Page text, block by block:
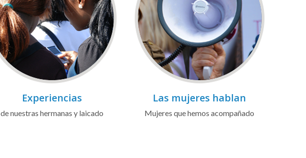
Experiencias
de nuestras hermanas y laicado
Las mujeres hablan
Mujeres que hemos acompañado